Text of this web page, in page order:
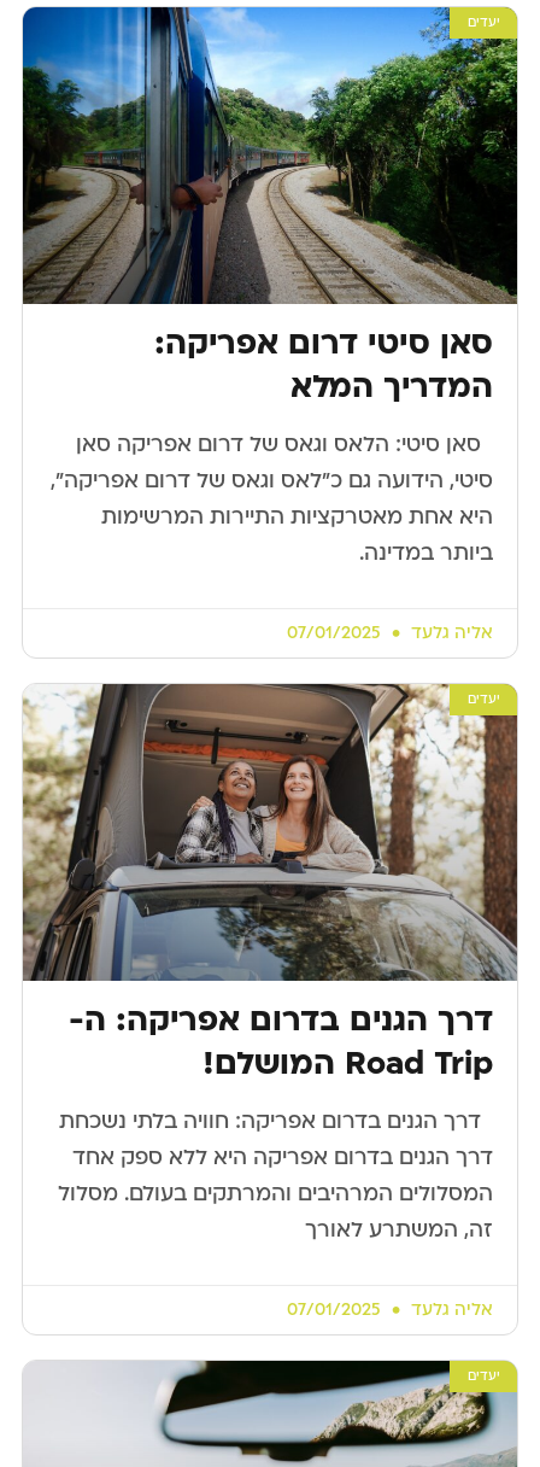
יעדים
סאן סיטי דרום אפריקה:
המדריך המלא
​ ​ סאן סיטי: הלאס וגאס של דרום אפריקה סאן
סיטי, הידועה גם כ”לאס וגאס של דרום אפריקה”,
היא אחת מאטרקציות התיירות המרשימות
ביותר במדינה.
אליה גלעד
יעדים
דרך הגנים בדרום אפריקה: ה-
Road Trip המושלם!
​ ​ דרך הגנים בדרום אפריקה: חוויה בלתי נשכחת
דרך הגנים בדרום אפריקה היא ללא ספק אחד
המסלולים המרהיבים והמרתקים בעולם. מסלול
זה, המשתרע לאורך
אליה גלעד
יעדים